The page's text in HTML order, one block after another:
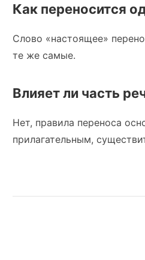
Как переносится
Слово «настоящее»
те же самые.
Влияет ли часть
Нет, правила переноса
прилагательным,